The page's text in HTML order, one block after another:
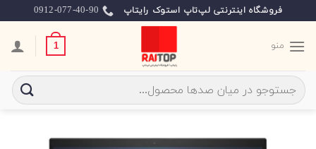
to
content
فروشگاه اینترنتی لپ‌تاپ استوک رایتاپ 0912-077-40-90
منو 1
جستجو
برای: